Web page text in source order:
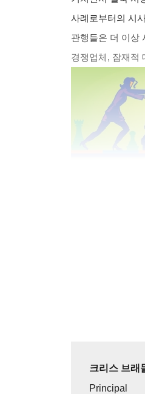
사례로부터의 시
관행들은 더 이상
경쟁업체, 잠재적
크리스 브래
Principal